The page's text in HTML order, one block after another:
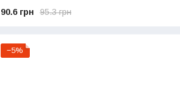
95.3 грн
90.6 грн
−5%